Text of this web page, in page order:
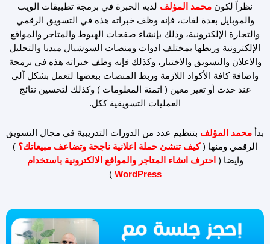
نظراً لكون محمد المؤلف لديه الخبرة في برمجة تطبيقات الويب
والموبايل بعدة لغات، فإنه وظف خبراته هذه في التسويق الرقمي
والتجارة الإلكترونية، وذلك بإنشاء صفحات الهبوط والمتاجر والمواقع
الإلكترونية وربطها بمختلف ادوات ومنصات السوشيال ميديا والتحليل
والاعلان والتسويق والاختبار، وكذلك فإنه وظف خبراته هذه في برمجة
واضافة كافة الأكواد اللازمة وربط المنصات ببعضها لتعمل بشكل آلي
عند حدث أو تغير معين ( اتمتة المعلومات ) وكذلك لتحسين نتائج
العمليات التسويقية ككل.
بدأ محمد المؤلف بتنظيم عدد من الدورات التدريبية في مجال التسويق
الرقمي ومنها (كيف تنشئ حملة اعلانية ناجحة وتضاعف مبيعاتك؟ )
وايضا ( احترف انشاء المتاجر والمواقع الالكترونية باستخدام
WordPress
)